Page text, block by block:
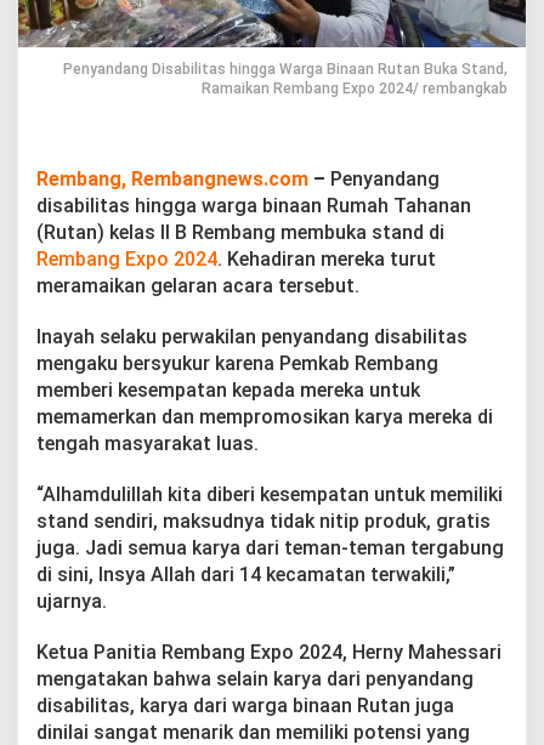
i
t
a
s
h
g
a
W
a
r
g
B
i
a
a
u
a
n
B
S
t
a
n
Penyandang Disabilitas hingga Warga Binaan Rutan Buka Stand,
Ramaikan Rembang Expo 2024/ rembangkab
Rembang, Rembangnews.com – Penyandang
disabilitas hingga warga binaan Rumah Tahanan
(Rutan) kelas II B Rembang membuka stand di
Rembang Expo 2024. Kehadiran mereka turut
meramaikan gelaran acara tersebut.
Inayah selaku perwakilan penyandang disabilitas
mengaku bersyukur karena Pemkab Rembang
memberi kesempatan kepada mereka untuk
memamerkan dan mempromosikan karya mereka di
tengah masyarakat luas.
“Alhamdulillah kita diberi kesempatan untuk memiliki
stand sendiri, maksudnya tidak nitip produk, gratis
juga. Jadi semua karya dari teman-teman tergabung
di sini, Insya Allah dari 14 kecamatan terwakili,”
ujarnya.
Ketua Panitia Rembang Expo 2024, Herny Mahessari
mengatakan bahwa selain karya dari penyandang
disabilitas, karya dari warga binaan Rutan juga
dinilai sangat menarik dan memiliki potensi yang